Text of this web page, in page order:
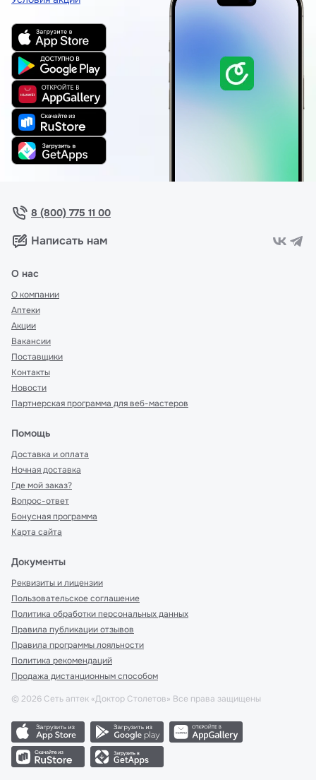
8 (800) 775 11 00
Написать нам
О нас
О компании
Аптеки
Акции
Вакансии
Поставщики
Контакты
Новости
Партнерская программа для веб-мастеров
Помощь
Доставка и оплата
Ночная доставка
Где мой заказ?
Вопрос-ответ
Бонусная программа
Карта сайта
Документы
Реквизиты и лицензии
Пользовательское соглашение
Политика обработки персональных данных
Правила публикации отзывов
Правила программы лояльности
Политика рекомендаций
Продажа дистанционным способом
© 2026 Сеть аптек «Доктор Столетов» Все права защищены